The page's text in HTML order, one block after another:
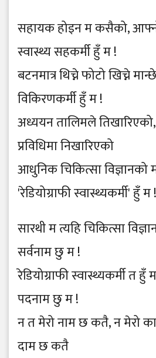
सहायक होइन म कसैको,
स्वास्थ्य सहकर्मी हुँ म !
बटनमात्र थिच्ने फोटो खिच्ने
विकिरणकर्मी हुँ म !
अध्ययन तालिमले तिखारिएको,
प्रविधिमा निखारिएको
आधुनिक चिकित्सा विज्ञानको
'रेडियोग्राफी स्वास्थ्यकर्मी' हुँ म !
सारथी म त्यहि चिकित्सा
सर्वनाम छु म !
रेडियोग्राफी स्वास्थ्यकर्मी त हुँ
पदनाम छु म !
न त मेरो नाम छ कतै, न मेरो
दाम छ कतै